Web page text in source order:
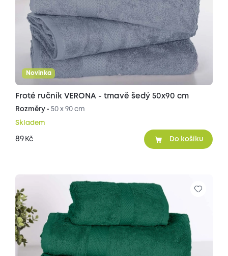
Novinka
Froté ručník VERONA - tmavě šedý 50x90 cm
Rozměry • 50 x 90 cm
Skladem
89 Kč Do košíku